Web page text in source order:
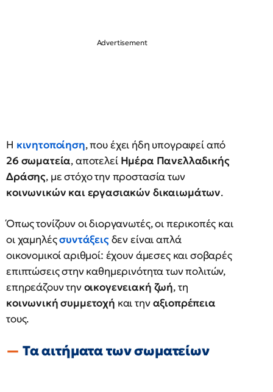
Η κινητοποίηση, που έχει ήδη υπογραφεί από
26 σωματεία, αποτελεί Ημέρα Πανελλαδικής
Δράσης, με στόχο την προστασία των
κοινωνικών και εργασιακών δικαιωμάτων.
Όπως τονίζουν οι διοργανωτές, οι περικοπές και
οι χαμηλέςσυντάξειςδεν είναι απλά
οικονομικοί αριθμοί: έχουν άμεσες και σοβαρές
επιπτώσεις στην καθημερινότητα των πολιτών,
επηρεάζουν τηνοικογενειακή ζωή, τη
κοινωνική συμμετοχή και τηναξιοπρέπεια
τους.
Τα αιτήματα των σωματείων